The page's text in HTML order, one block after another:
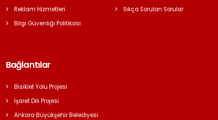
Reklam Hizmetleri
Bilgi Güvenliği Politikası
Sıkça Sorulan Sorular
Bağlantılar
Bisiklet Yolu Projesi
İşaret Dili Projesi
Ankara Büyükşehir Belediyesi